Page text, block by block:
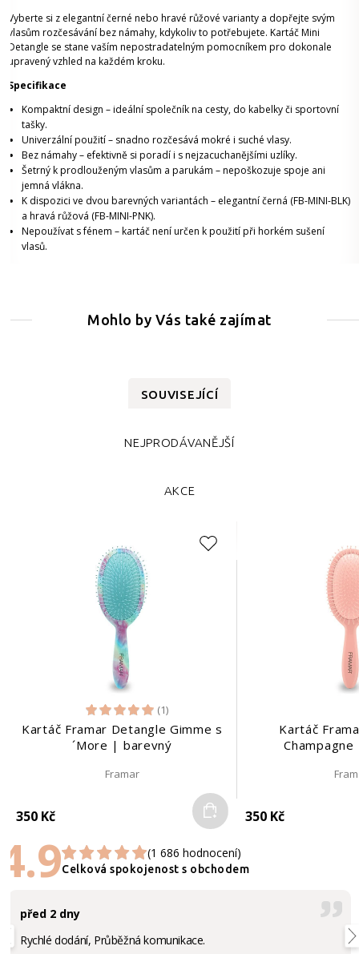
Vyberte si z elegantní černé nebo hravé růžové varianty a dopřejte svým
vlasům rozčesávání bez námahy, kdykoliv to potřebujete. Kartáč Mini
Detangle se stane vaším nepostradatelným pomocníkem pro dokonale
upravený vzhled na každém kroku.
Specifikace
Kompaktní design – ideální společník na cesty, do kabelky či sportovní
tašky.
Univerzální použití – snadno rozčesává mokré i suché vlasy.
Bez námahy – efektivně si poradí i s nejzacuchanějšími uzlíky.
Šetrný k prodlouženým vlasům a parukám – nepoškozuje spoje ani
jemná vlákna.
K dispozici ve dvou barevných variantách – elegantní černá (FB-MINI-BLK)
a hravá růžová (FB-MINI-PNK).
Nepoužívat s fénem – kartáč není určen k použití při horkém sušení
vlasů.
Mohlo by Vás také zajímat
SOUVISEJÍCÍ
NEJPRODÁVANĚJŠÍ
AKCE
(1)
Kartáč Framar Detangle Gimme s
´More | barevný
Framar
350 Kč Do košíku
Kartáč
350 Kč
4.9 (1 686 hodnocení)
Celková spokojenost s obchodem
před 2 dny
Rychlé dodání, Průběžná komunikace.